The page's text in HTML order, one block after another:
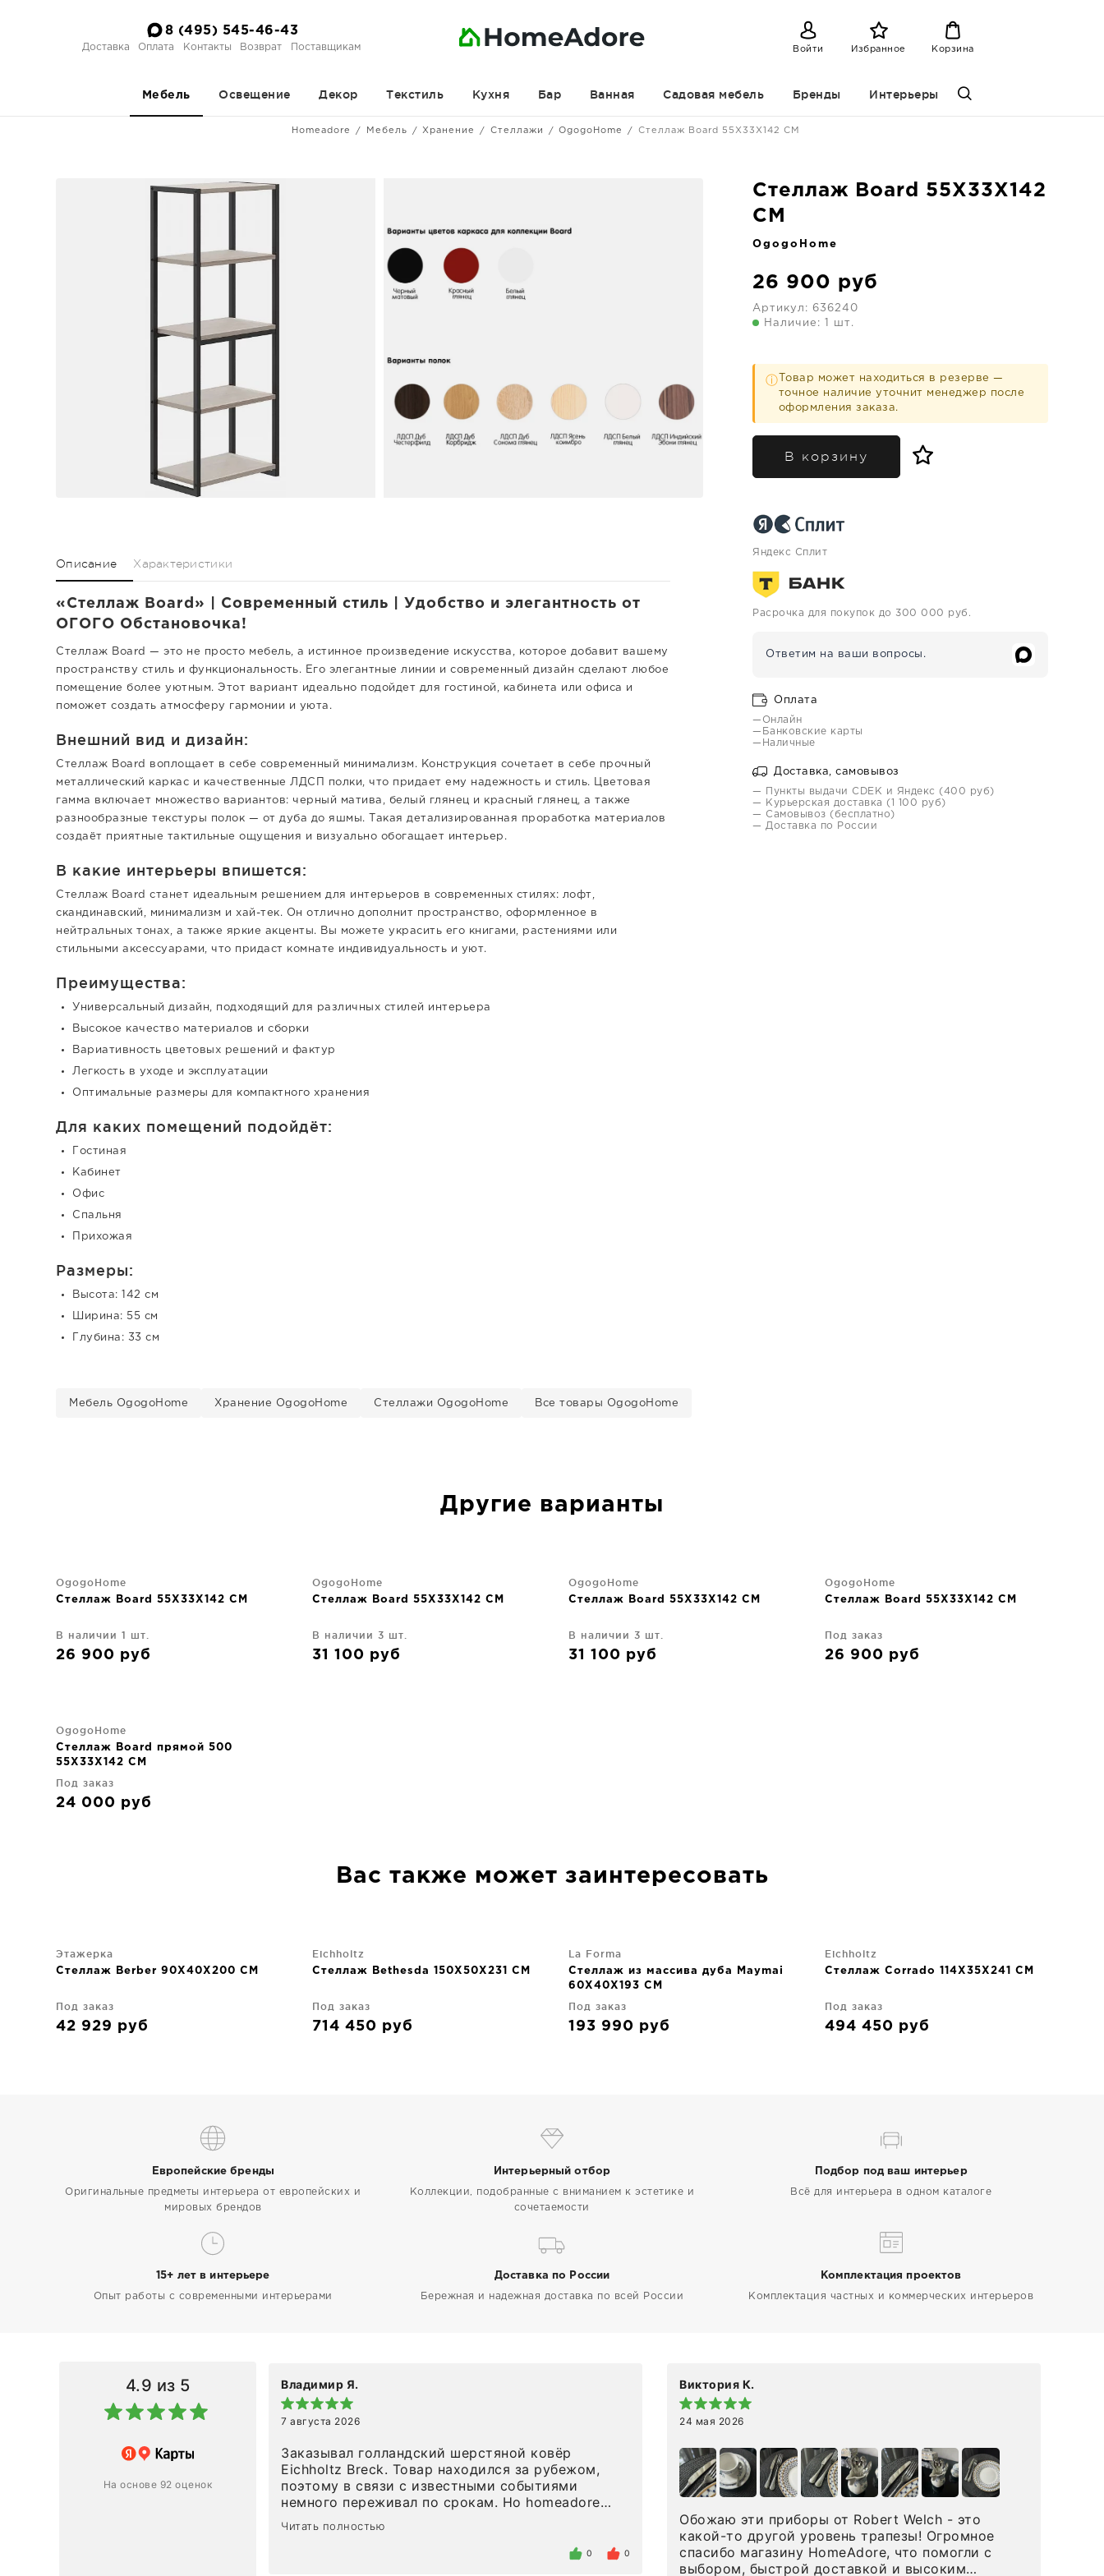
8 (495) 545-46-43
Доставка Оплата Контакты Возврат Поставщикам Войти Избранное Корзина
Мебель Освещение Декор Текстиль Кухня Бар Ванная Садовая мебель Бренды Интерьеры
Homeadore Мебель Хранение Стеллажи OgogoHome Стеллаж Board 55X33X142 CM
Стеллаж Board 55X33X142
CM
OgogoHome
26 900 руб
Артикул: 636240
Наличие: 1 шт.
ⓘ Товар может находиться в резерве —
точное наличие уточнит менеджер после
оформления заказа.
В корзину
Яндекс Сплит
Расрочка для покупок до 300 000 руб.
Ответим на ваши вопросы.
Оплата
—Онлайн
—Банковские карты
—Наличные
Доставка, самовывоз
— Пункты выдачи CDEK и Яндекс (400 руб)
— Курьерская доставка (1 100 руб)
— Самовывоз (бесплатно)
— Доставка по России
Описание Характеристики
«Стеллаж Board» | Современный стиль | Удобство и элегантность от
ОГОГО Обстановочка!
Стеллаж Board — это не просто мебель, а истинное произведение искусства, которое добавит вашему
пространству стиль и функциональность. Его элегантные линии и современный дизайн сделают любое
помещение более уютным. Этот вариант идеально подойдет для гостиной, кабинета или офиса и
поможет создать атмосферу гармонии и уюта.
Внешний вид и дизайн:
Стеллаж Board воплощает в себе современный минимализм. Конструкция сочетает в себе прочный
металлический каркас и качественные ЛДСП полки, что придает ему надежность и стиль. Цветовая
гамма включает множество вариантов: черный матива, белый глянец и красный глянец, а также
разнообразные текстуры полок — от дуба до яшмы. Такая детализированная проработка материалов
создаёт приятные тактильные ощущения и визуально обогащает интерьер.
В какие интерьеры впишется:
Стеллаж Board станет идеальным решением для интерьеров в современных стилях: лофт,
скандинавский, минимализм и хай-тек. Он отлично дополнит пространство, оформленное в
нейтральных тонах, а также яркие акценты. Вы можете украсить его книгами, растениями или
стильными аксессуарами, что придаст комнате индивидуальность и уют.
Преимущества:
Универсальный дизайн, подходящий для различных стилей интерьера
Высокое качество материалов и сборки
Вариативность цветовых решений и фактур
Легкость в уходе и эксплуатации
Оптимальные размеры для компактного хранения
Для каких помещений подойдёт:
Гостиная
Кабинет
Офис
Спальня
Прихожая
Размеры:
Высота: 142 см
Ширина: 55 см
Глубина: 33 см
Мебель OgogoHome Хранение OgogoHome Стеллажи OgogoHome Все товары OgogoHome
Другие варианты
OgogoHome
Стеллаж Board 55X33X142 CM
В наличии 1 шт.
26 900 руб
OgogoHome
Стеллаж Board 55X33X142 CM
В наличии 3 шт.
31 100 руб
OgogoHome
Стеллаж Board 55X33X142 CM
В наличии 3 шт.
31 100 руб
OgogoHome
Стеллаж Board 55X33X142 CM
Под заказ
26 900 руб
OgogoHome
Стеллаж Board прямой 500
55X33X142 CM
Под заказ
24 000 руб
Вас также может заинтересовать
Этажерка
Стеллаж Berber 90X40X200 CM
Под заказ
42 929 руб
Eichholtz
Стеллаж Bethesda 150X50X231 CM
Под заказ
714 450 руб
La Forma
Стеллаж из массива дуба Maymai
60X40X193 CM
Под заказ
193 990 руб
Eichholtz
Стеллаж Corrado 114X35X241 CM
Под заказ
494 450 руб
Европейские бренды
Оригинальные предметы интерьера от европейских и
мировых брендов
Интерьерный отбор
Коллекции, подобранные с вниманием к эстетике и
сочетаемости
Подбор под ваш интерьер
Всё для интерьера в одном каталоге
15+ лет в интерьере
Опыт работы с современными интерьерами
Доставка по России
Бережная и надежная доставка по всей России
Комплектация проектов
Комплектация частных и коммерческих интерьеров
4.9 из 5
На основе 92 оценок
Владимир Я.
7 августа 2026
Заказывал голландский шерстяной ковёр
Eichholtz Breck. Товар находился за рубежом,
поэтому в связи с известными событиями
немного переживал по срокам. Но homeadore
привезли ровно в определенное в договоре
время, без задержеки. Отдельно хочу отметить
Читать полностью
0 0
Виктория К.
24 мая 2026
Обожаю эти приборы от Robert Welch - это
какой-то другой уровень трапезы! Огромное
спасибо магазину HomeAdore, что помогли с
выбором, быстрой доставкой и высоким